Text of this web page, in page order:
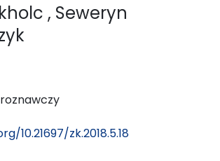
, Seweryn
10.21697/zk.2018.5.18